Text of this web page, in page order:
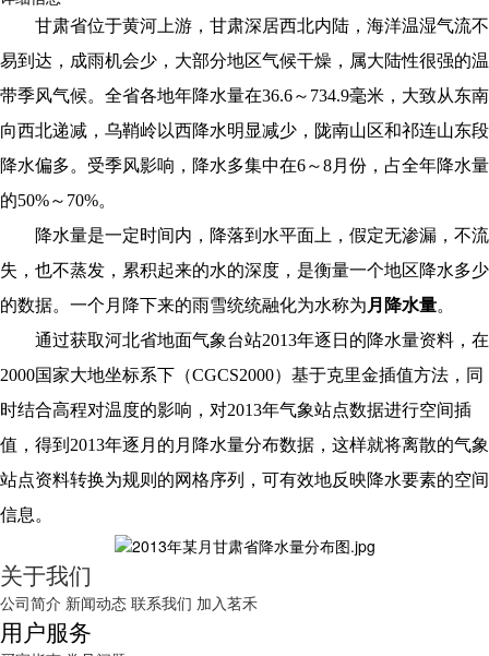
甘肃省位于黄河上游，甘肃深居西北内陆，海洋温湿气流不
易到达，成雨机会少，大部分地区气候干燥，属大陆性很强的温
带季风气候。全省各地年降水量在36.6～734.9毫米，大致从东南
向西北递减，乌鞘岭以西降水明显减少，陇南山区和祁连山东段
降水偏多。受季风影响，降水多集中在6～8月份，占全年降水量
的50%～70%。
降水量是一定时间内，降落到水平面上，假定无渗漏，不流
失，也不蒸发，累积起来的水的深度，是衡量一个地区降水多少
的数据。 一个月降下来的雨雪统统融化为水称为 月降水量。
通过获取河北省地面气象台站2013年逐日的降水量资料，在
2000国家大地坐标系下（CGCS2000）基于克里金插值方法，同
时结合高程对温度的影响，对2013年气象站点数据进行空间插
值，得到2013年逐月的月降水量分布数据，这样就将离散的气象
站点资料转换为规则的网格序列，可有效地反映降水要素的空间
信息。
关于我们
公司简介 新闻动态 联系我们 加入茗禾
用户服务